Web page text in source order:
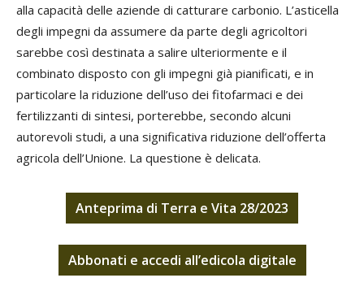
alla capacità delle aziende di catturare carbonio. L’asticella
degli impegni da assumere da parte degli agricoltori
sarebbe così destinata a salire ulteriormente e il
combinato disposto con gli impegni già pianificati, e in
particolare la riduzione dell’uso dei fitofarmaci e dei
fertilizzanti di sintesi, porterebbe, secondo alcuni
autorevoli studi, a una significativa riduzione dell’offerta
agricola dell’Unione. La questione è delicata.
Anteprima di Terra e Vita 28/2023
Abbonati e accedi all’edicola digitale